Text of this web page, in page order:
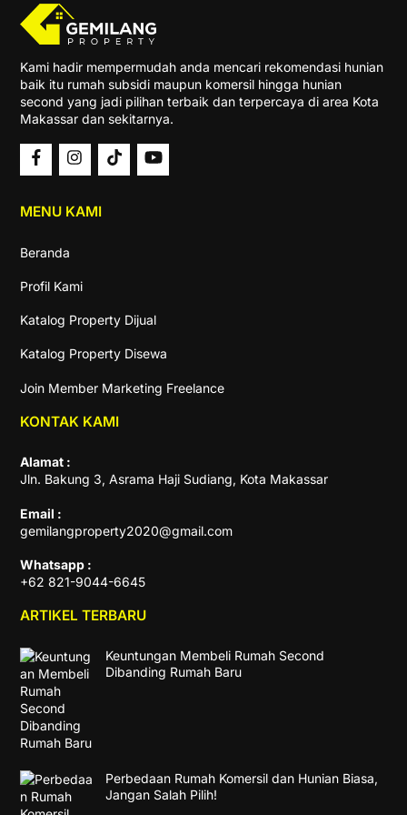
Kami hadir mempermudah anda mencari rekomendasi hunian
baik itu rumah subsidi maupun komersil hingga hunian
second yang jadi pilihan terbaik dan terpercaya di area Kota
Makassar dan sekitarnya.
MENU KAMI
Beranda
Profil Kami
Katalog Property Dijual
Katalog Property Disewa
Join Member Marketing Freelance
KONTAK KAMI
Alamat :
Jln. Bakung 3, Asrama Haji Sudiang, Kota Makassar
Email :
gemilangproperty2020@gmail.com
Whatsapp :
+62 821-9044-6645
ARTIKEL TERBARU
Keuntungan Membeli Rumah Second
Dibanding Rumah Baru
Perbedaan Rumah Komersil dan Hunian Biasa,
Jangan Salah Pilih!